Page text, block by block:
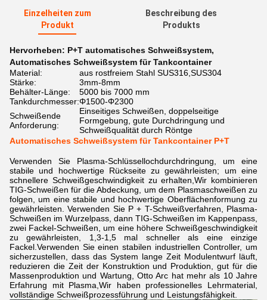
Einzelheiten zum
Produkt
Beschreibung des
Produkts
Hervorheben: P+T automatisches Schweißsystem,
Automatisches Schweißsystem für Tankcontainer
Material:
aus rostfreiem Stahl SUS316,SUS304
Stärke:
3mm-8mm
Behälter-Länge:
5000 bis 7000 mm
Tankdurchmesser:Φ1500-Φ2300
Schweißende
Anforderung:
Einseitiges Schweißen, doppelseitige
Formgebung, gute Durchdringung und
Schweißqualität durch Röntge
Automatisches Schweißsystem für Tankcontainer P+T
Verwenden Sie Plasma-Schlüssellochdurchdringung, um eine
stabile und hochwertige Rückseite zu gewährleisten; um eine
schnellere Schweißgeschwindigkeit zu erhalten,Wir kombinieren
TIG-Schweißen für die Abdeckung, um dem Plasmaschweißen zu
folgen, um eine stabile und hochwertige Oberflächenformung zu
gewährleisten. Verwenden Sie P + T-Schweißverfahren, Plasma-
Schweißen im Wurzelpass, dann TIG-Schweißen im Kappenpass,
zwei Fackel-Schweißen, um eine höhere Schweißgeschwindigkeit
zu gewährleisten, 1,3-1,5 mal schneller als eine einzige
Fackel.Verwenden Sie einen stabilen industriellen Controller, um
sicherzustellen, dass das System lange Zeit Modulentwurf läuft,
reduzieren die Zeit der Konstruktion und Produktion, gut für die
Massenproduktion und Wartung, Otto Arc hat mehr als 10 Jahre
Erfahrung mit Plasma,Wir haben professionelles Lehrmaterial,
vollständige Schweißprozessführung und Leistungsfähigkeit.